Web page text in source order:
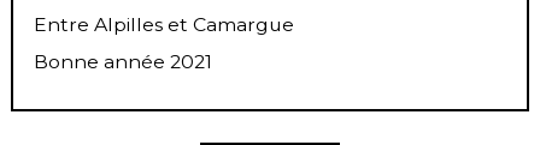
Entre Alpilles et Camargue
Bonne année 2021